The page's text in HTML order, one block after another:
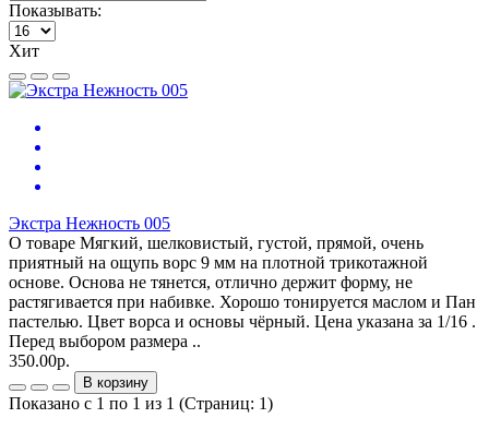
Показывать:
Хит
Экстра Нежность 005
О товаре Мягкий, шелковистый, густой, прямой, очень
приятный на ощупь ворс 9 мм на плотной трикотажной
основе. Основа не тянется, отлично держит форму, не
растягивается при набивке. Хорошо тонируется маслом и Пан
пастелью. Цвет ворса и основы чёрный. Цена указана за 1/16 .
Перед выбором размера ..
350.00р.
В корзину
Показано с 1 по 1 из 1 (Страниц: 1)